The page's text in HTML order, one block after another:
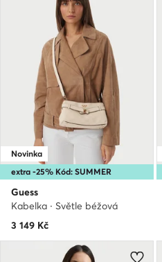
extra -25% Kód: SUMMER
Novinka
Guess
Kabelka · Světle béžová
3 149 Kč